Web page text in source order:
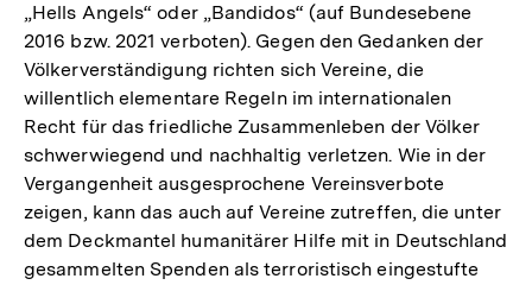
„Hells Angels“ oder „Bandidos“ (auf Bundesebene
2016 bzw. 2021 verboten). Gegen den Gedanken der
Völkerverständigung richten sich Vereine, die
willentlich elementare Regeln im internationalen
Recht für das friedliche Zusammenleben der Völker
schwerwiegend und nachhaltig verletzen. Wie in der
Vergangenheit ausgesprochene Vereinsverbote
zeigen, kann das auch auf Vereine zutreffen, die unter
dem Deckmantel humanitärer Hilfe mit in Deutschland
gesammelten Spenden als terroristisch eingestufte